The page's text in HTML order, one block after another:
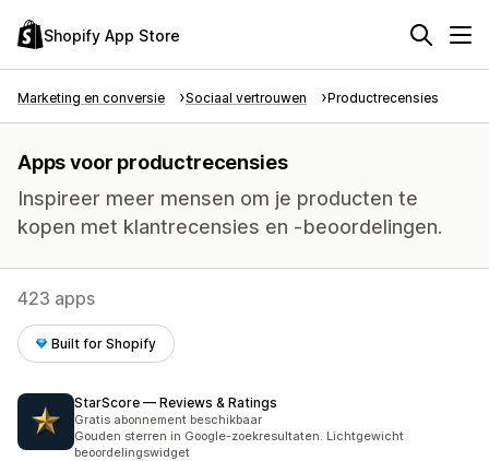
Shopify App Store
Marketing en conversie Sociaal vertrouwen Productrecensies
Apps voor productrecensies
Inspireer meer mensen om je producten te
kopen met klantrecensies en -beoordelingen.
423 apps
Built for Shopify
StarScore — Reviews & Ratings
Gratis abonnement beschikbaar
Gouden sterren in Google-zoekresultaten. Lichtgewicht
beoordelingswidget